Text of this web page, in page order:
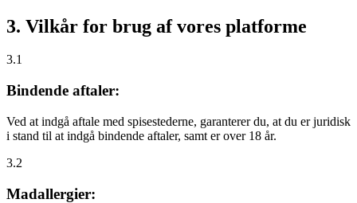
3. Vilkår for brug af vores platforme
3.1
Bindende aftaler:
Ved at indgå aftale med spisestederne, garanterer du, at du er juridisk
i stand til at indgå bindende aftaler, samt er over 18 år.
3.2
Madallergier: